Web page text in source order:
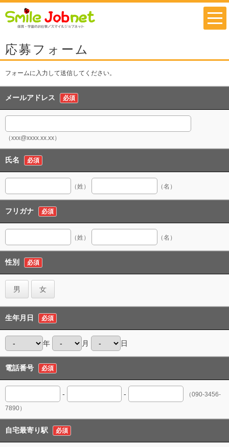
応募フォーム
フォームに入力して送信してください。
メールアドレス 必須
（xxx@xxxx.xx.xx）
氏名 必須
（姓） （名）
フリガナ 必須
（姓） （名）
性別 必須
男 女
生年月日 必須
年 月 日
電話番号 必須
- -
（090-3456-
7890）
自宅最寄り駅 必須